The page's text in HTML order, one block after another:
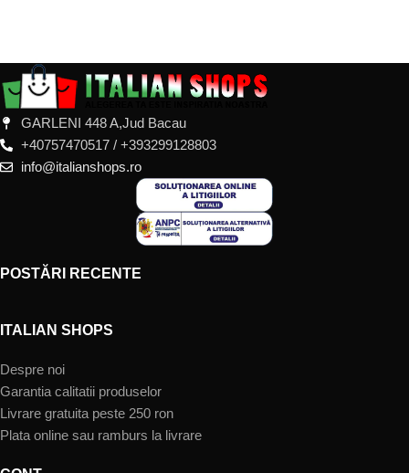
GARLENI 448 A,Jud Bacau
+40757470517 / +393299128803
info@italianshops.ro
POSTĂRI RECENTE
ITALIAN SHOPS
Despre noi
Garantia calitatii produselor
Livrare gratuita peste 250 ron
Plata online sau ramburs la livrare